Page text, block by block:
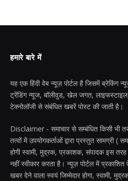
हमारे बारे में
यह एक हिंदी वेब न्यूज़ पोर्टल है जिसमें ब्रेकिंग
ट्रेंडिंग न्यूज, बॉलीवुड, खेल जगत,
टेक्नोलॉजी से संबंधित खबरें पोस्ट की जाती है।
Disclaimer - समाचार से सम्बंधित किसी भी
तत्वों में उपयोगकर्ताओं द्वारा प्रस्तुत सामग्री (
होगी स्वामी, मुद्रक, प्रकाशक, संपादक इस तरह
नहीं स्वीकार करता है। न्यूज़ पोर्टल में प्रकाशित
खबर देने वाला स्वयं जिम्मेदार होगा, स्वामी,